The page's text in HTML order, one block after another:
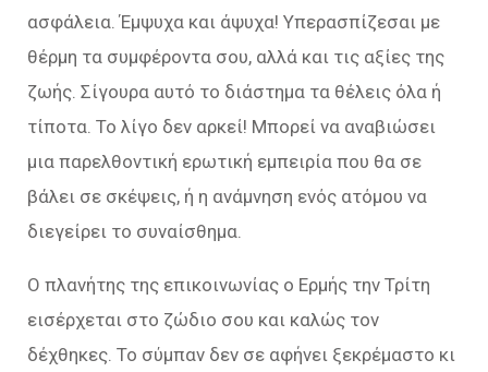
ασφάλεια. Έμψυχα και άψυχα! Υπερασπίζεσαι με
θέρμη τα συμφέροντα σου, αλλά και τις αξίες της
ζωής. Σίγουρα αυτό το διάστημα τα θέλεις όλα ή
τίποτα. Το λίγο δεν αρκεί! Μπορεί να αναβιώσει
μια παρελθοντική ερωτική εμπειρία που θα σε
βάλει σε σκέψεις, ή η ανάμνηση ενός ατόμου να
διεγείρει το συναίσθημα.
Ο πλανήτης της επικοινωνίας ο Ερμής την Τρίτη
εισέρχεται στο ζώδιο σου και καλώς τον
δέχθηκες. Το σύμπαν δεν σε αφήνει ξεκρέμαστο κι